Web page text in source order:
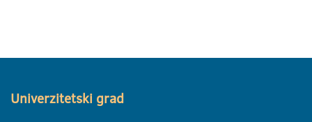
Univerzitetski grad